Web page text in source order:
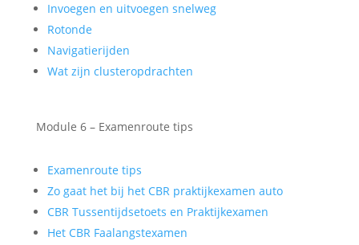
Invoegen en uitvoegen snelweg
Rotonde
Navigatierijden
Wat zijn clusteropdrachten
Module 6 – Examenroute tips
Examenroute tips
Zo gaat het bij het CBR praktijkexamen auto
CBR Tussentijdsetoets en Praktijkexamen
Het CBR Faalangstexamen